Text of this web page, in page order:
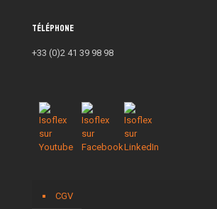
Téléphone
+33 (0)2 41 39 98 98
CGV